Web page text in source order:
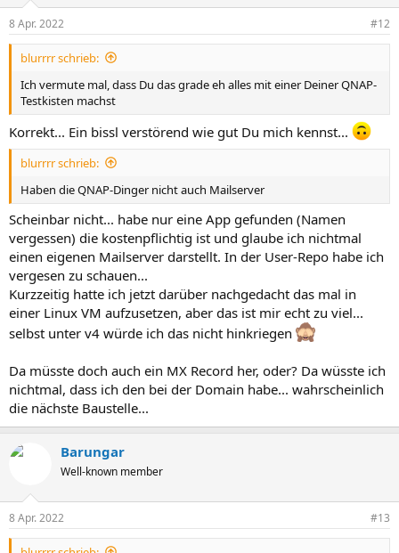
8 Apr. 2022 #12
blurrrr schrieb:
Ich vermute mal, dass Du das grade eh alles mit einer Deiner QNAP-
Testkisten machst
Korrekt... Ein bissl verstörend wie gut Du mich kennst...
blurrrr schrieb:
Haben die QNAP-Dinger nicht auch Mailserver
Scheinbar nicht... habe nur eine App gefunden (Namen
vergessen) die kostenpflichtig ist und glaube ich nichtmal
einen eigenen Mailserver darstellt. In der User-Repo habe ich
vergesen zu schauen...
Kurzzeitig hatte ich jetzt darüber nachgedacht das mal in
einer Linux VM aufzusetzen, aber das ist mir echt zu viel...
selbst unter v4 würde ich das nicht hinkriegen
Da müsste doch auch ein MX Record her, oder? Da wüsste ich
nichtmal, dass ich den bei der Domain habe... wahrscheinlich
die nächste Baustelle...
Barungar
Well-known member
8 Apr. 2022 #13